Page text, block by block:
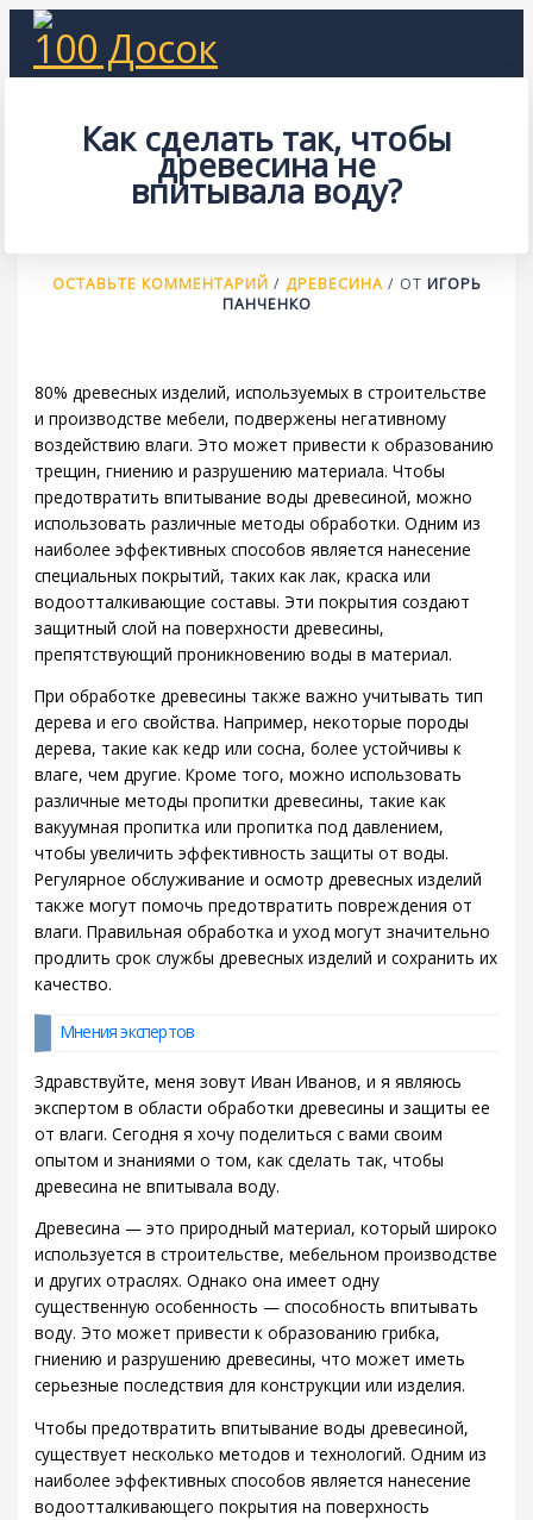
Перейти
содержимому
100 Досок
Как сделать так, чтобы
древесина не
впитывала воду?
ОСТАВЬТЕ КОММЕНТАРИЙ / ДРЕВЕСИНА/ ОТ ИГОРЬ
ПАНЧЕНКО
80% древесных изделий, используемых в строительстве
и производстве мебели, подвержены негативному
воздействию влаги. Это может привести к образованию
трещин, гниению и разрушению материала. Чтобы
предотвратить впитывание воды древесиной, можно
использовать различные методы обработки. Одним из
наиболее эффективных способов является нанесение
специальных покрытий, таких как лак, краска или
водоотталкивающие составы. Эти покрытия создают
защитный слой на поверхности древесины,
препятствующий проникновению воды в материал.
При обработке древесины также важно учитывать тип
дерева и его свойства. Например, некоторые породы
дерева, такие как кедр или сосна, более устойчивы к
влаге, чем другие. Кроме того, можно использовать
различные методы пропитки древесины, такие как
вакуумная пропитка или пропитка под давлением,
чтобы увеличить эффективность защиты от воды.
Регулярное обслуживание и осмотр древесных изделий
также могут помочь предотвратить повреждения от
влаги. Правильная обработка и уход могут значительно
продлить срок службы древесных изделий и сохранить их
качество.
Мнения экспертов
Здравствуйте, меня зовут Иван Иванов, и я являюсь
экспертом в области обработки древесины и защиты ее
от влаги. Сегодня я хочу поделиться с вами своим
опытом и знаниями о том, как сделать так, чтобы
древесина не впитывала воду.
Древесина — это природный материал, который широко
используется в строительстве, мебельном производстве
и других отраслях. Однако она имеет одну
существенную особенность — способность впитывать
воду. Это может привести к образованию грибка,
гниению и разрушению древесины, что может иметь
серьезные последствия для конструкции или изделия.
Чтобы предотвратить впитывание воды древесиной,
существует несколько методов и технологий. Одним из
наиболее эффективных способов является нанесение
водоотталкивающего покрытия на поверхность